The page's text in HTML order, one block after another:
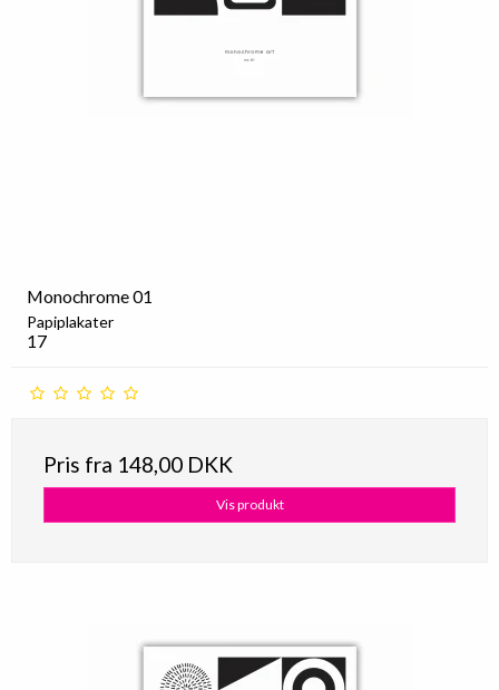
Monochrome 01
Papiplakater
17
Pris fra 148,00 DKK
Vis produkt